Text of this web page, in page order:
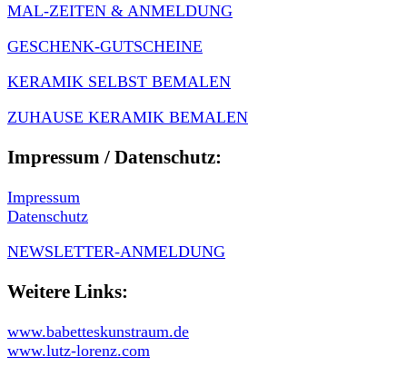
MAL-ZEITEN & ANMELDUNG
GESCHENK-GUTSCHEINE
KERAMIK SELBST BEMALEN
ZUHAUSE KERAMIK BEMALEN
Impressum / Datenschutz:
Impressum
Datenschutz
NEWSLETTER-ANMELDUNG
Weitere Links:
www.babetteskunstraum.de
www.lutz-lorenz.com